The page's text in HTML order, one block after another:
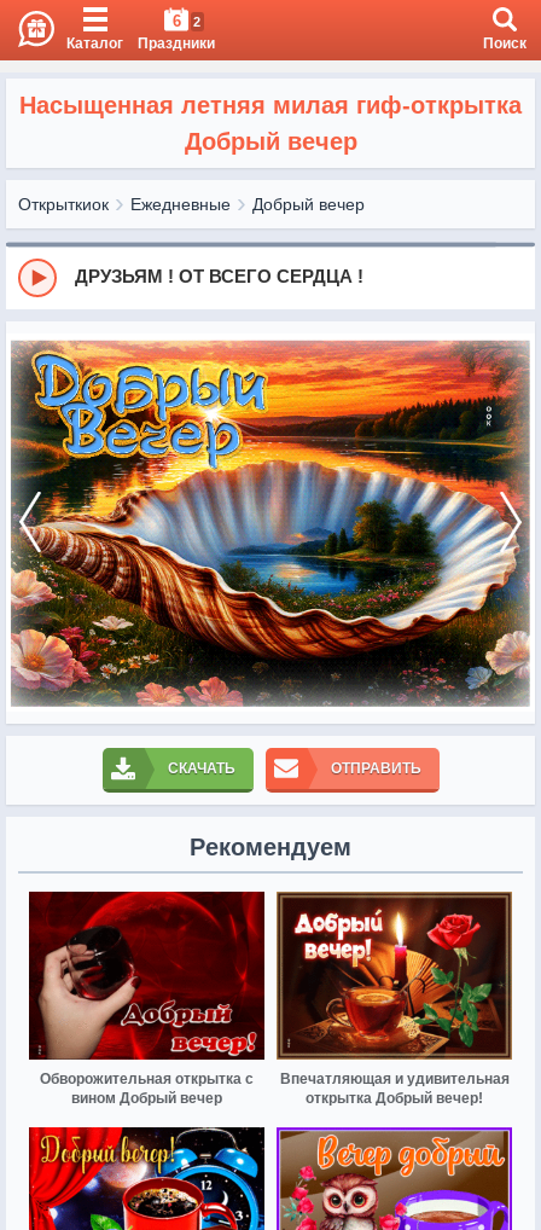
Каталог
6 2
Праздники Поиск
Насыщенная летняя милая гиф-открытка
Добрый вечер
Открыткиок Ежедневные Добрый вечер
ДРУЗЬЯМ ! ОТ ВСЕГО СЕРДЦА !
СКАЧАТЬ ОТПРАВИТЬ
Рекомендуем
Обворожительная открытка с
вином Добрый вечер
Впечатляющая и удивительная
открытка Добрый вечер!